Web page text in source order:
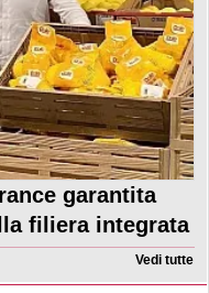
garantita
filiera integrata
Vedi tutte